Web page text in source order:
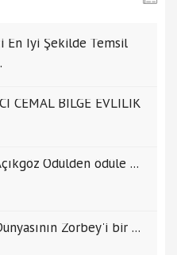
En İyi Şekilde Temsil
CEMAL BİLGE EVLİLİK
Ödülden ödüle ...
Zorbey'i bir ...